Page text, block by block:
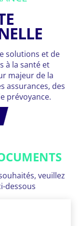
solutions et de
à la santé et
majeur de la
assurances, des
prévoyance.
veuillez
dessous